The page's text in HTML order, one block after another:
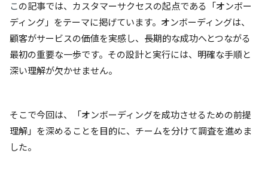
この記事では、カスタマーサクセスの起点である「オンボー
ディング」をテーマに掲げています。オンボーディングは、
顧客がサービスの価値を実感し、長期的な成功へとつながる
最初の重要な一歩です。その設計と実行には、明確な手順と
深い理解が欠かせません。
そこで今回は、「オンボーディングを成功させるための前提
理解」を深めることを目的に、チームを分けて調査を進めま
した。